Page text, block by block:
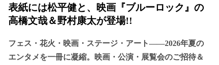
表紙には松平健と、映画『ブルーロック』の
高橋文哉＆野村康太が登場!!
フェス・花火・映画・ステージ・アート――2026年夏の
エンタメを一冊に凝縮。映画・公演・展覧会のご招待＆